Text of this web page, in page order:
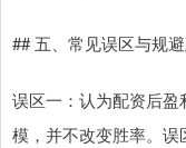
## 五、常见误区与规
误区一：认为配资后
模，并不改变胜率。